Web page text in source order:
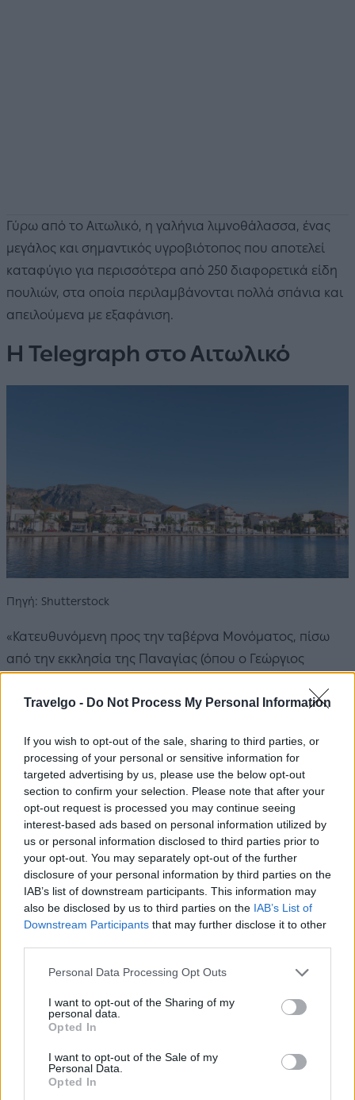
Travelgo - Do Not Process My Personal Information
If you wish to opt-out of the sale, sharing to third parties, or
processing of your personal or sensitive information for
targeted advertising by us, please use the below opt-out
section to confirm your selection. Please note that after your
opt-out request is processed you may continue seeing
interest-based ads based on personal information utilized by
us or personal information disclosed to third parties prior to
your opt-out. You may separately opt-out of the further
disclosure of your personal information by third parties on the
IAB’s list of downstream participants. This information may
also be disclosed by us to third parties on the IAB’s List of
Downstream Participants that may further disclose it to other
Please note that this website/app uses one or more Google
not limited to your visit or usage behaviour. You may click to
grant or deny consent to Google and its third-party tags to
use your data for below specified purposes in below Google
consent section.
Personal Data Processing Opt Outs
I want to opt-out of the Sharing of my
personal data.
Opted In
I want to opt-out of the Sale of my
Personal Data.
Opted In
Γύρω από το Αιτωλικό, η γαλήνια λιμνοθάλασσα, ένας
μεγάλος και σημαντικός υγροβιότοπος που αποτελεί
καταφύγιο για περισσότερα από 250 διαφορετικά είδη
πουλιών, στα οποία περιλαμβάνονται πολλά σπάνια και
απειλούμενα με εξαφάνιση.
Η Telegraph στο Αιτωλικό
Πηγή: Shutterstock
«Κατευθυνόμενη προς την ταβέρνα Μονόματος, πίσω
από την εκκλησία της Παναγίας (όπου ο Γεώργιος
ανακάλυψα ευχάριστες μυρωδιές διακοπών από
δημοσιογράφος της Telegraph, Ηeidi Fuller-Love,
ξεκινώντας το οδοιπορικό της στο Αιτωλικό.
Πηγή: Shutterstock
κόσμο», λέει στην Telegraph ο Γιώργος, ιδιοκτήτης της
φημισμένη ταβέρνας Μονόματος που σερβίρει φρέσκα